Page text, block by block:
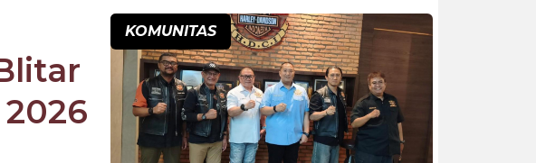
KOMUNITAS